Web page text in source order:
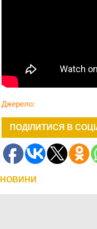
Джерело:
ПОДІЛИТИСЯ В
НОВИНИ